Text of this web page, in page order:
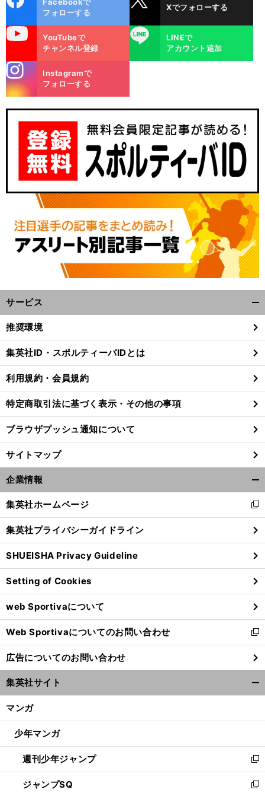
へ
ok
Facebookで
フォローする
Xでフォローする
YouTubeで
チャンネル登録
LINE
LINEで
アカウント追加
m
Instagramで
フォローする
サービス
閉
る
推奨環境
集英社ID・スポルティーバIDとは
利用規約・会員規約
特定商取引法に基づく表示・その他の事項
ブラウザプッシュ通知について
サイトマップ
企業情報
閉
る
集英社ホームページ
新
し
い
ウ
ィ
ン
ド
ウ
で
開
く
集英社プライバシーガイドライン
SHUEISHA Privacy Guideline
Setting of Cookies
web Sportivaについて
Web Sportivaについてのお問い合わせ
新
し
い
ウ
ィ
ン
ウ
開
く
広告についてのお問い合わせ
集英社サイト
マンガ
少年マンガ
週刊少年ジャンプ
新
し
い
ジャンプSQ
新